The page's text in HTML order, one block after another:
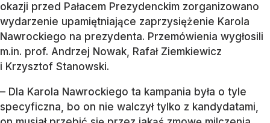
okazji przed Pałacem Prezydenckim zorganizowano
wydarzenie upamiętniające zaprzysiężenie Karola
Nawrockiego na prezydenta. Przemówienia wygłosili
m.in. prof. Andrzej Nowak, Rafał Ziemkiewicz
i Krzysztof Stanowski.
– Dla Karola Nawrockiego ta kampania była o tyle
specyficzna, bo on nie walczył tylko z kandydatami,